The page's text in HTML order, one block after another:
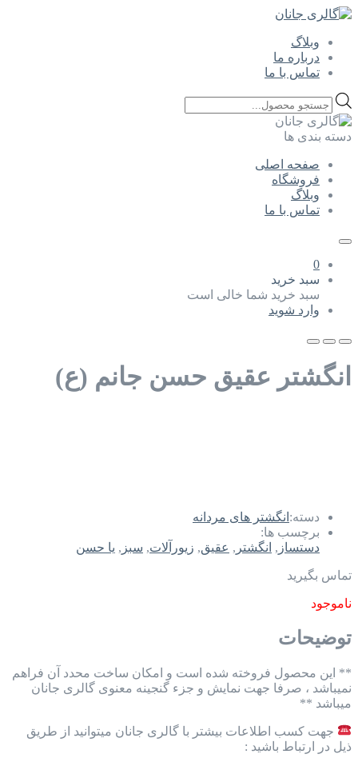
وبلاگ
درباره ما
تماس با ما
Products
search
دسته بندی ها
صفحه اصلی
فروشگاه
وبلاگ
تماس با ما
0
سبد خرید
سبد خرید شما خالی است
وارد شوید
انگشتر عقیق حسن جانم (ع)
دسته: انگشتر های مردانه
برچسب ها:
دستساز , انگشتر , عقیق, زیورآلات, سبز , یا حسن
تماس بگیرید
ناموجود
توضیحات
** این محصول فروخته شده است و امکان ساخت محدد آن فراهم
نمیباشد ، صرفا جهت نمایش و جزء گنجینه معنوی گالری جانان
میباشد **
جهت کسب اطلاعات بیشتر با گالری جانان میتوانید از طریق
ذیل در ارتباط باشید :